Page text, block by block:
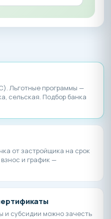
Льготные программы —
сельская. Подбор банка
от застройщика на срок
и график —
субсидии можно зачесть